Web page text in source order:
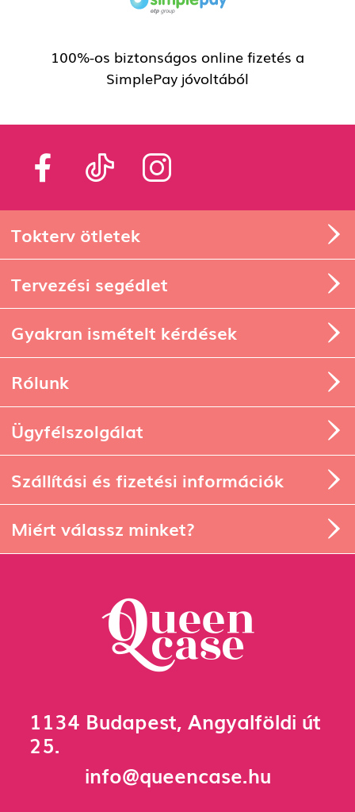
Tervezési segédlet
Gyakran ismételt kérdések
Rólunk
Ügyfélszolgálat
Szállítási és fizetési információk
Miért válassz minket?
25.
info@queencase.hu